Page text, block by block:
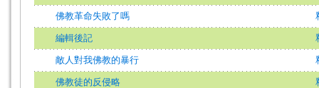
佛教革命失敗了嗎
編輯後記
敵人對我佛教的暴行
佛教徒的反侵略